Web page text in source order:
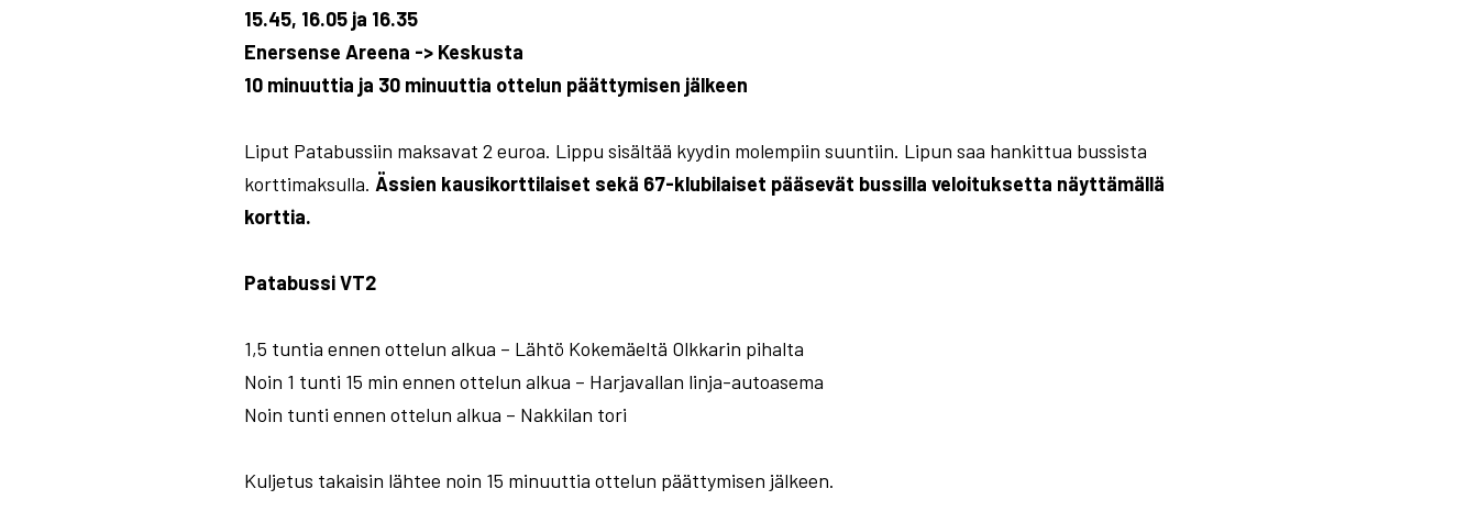
15.45, 16.05 ja 16.35
Enersense Areena -> Keskusta
10 minuuttia ja 30 minuuttia ottelun päättymisen jälkeen
Liput Patabussiin maksavat 2 euroa. Lippu sisältää kyydin molempiin suuntiin. Lipun saa hankittua bussista
korttimaksulla. Ässien kausikorttilaiset sekä 67-klubilaiset pääsevät bussilla veloituksetta näyttämällä
korttia.
Patabussi VT2
1,5 tuntia ennen ottelun alkua – Lähtö Kokemäeltä Olkkarin pihalta
Noin 1 tunti 15 min ennen ottelun alkua – Harjavallan linja-autoasema
Noin tunti ennen ottelun alkua – Nakkilan tori
Kuljetus takaisin lähtee noin 15 minuuttia ottelun päättymisen jälkeen.